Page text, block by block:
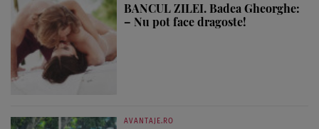
BANCUL ZILEI. Badea Gheorghe:
– Nu pot face dragoste!
AVANTAJE.RO